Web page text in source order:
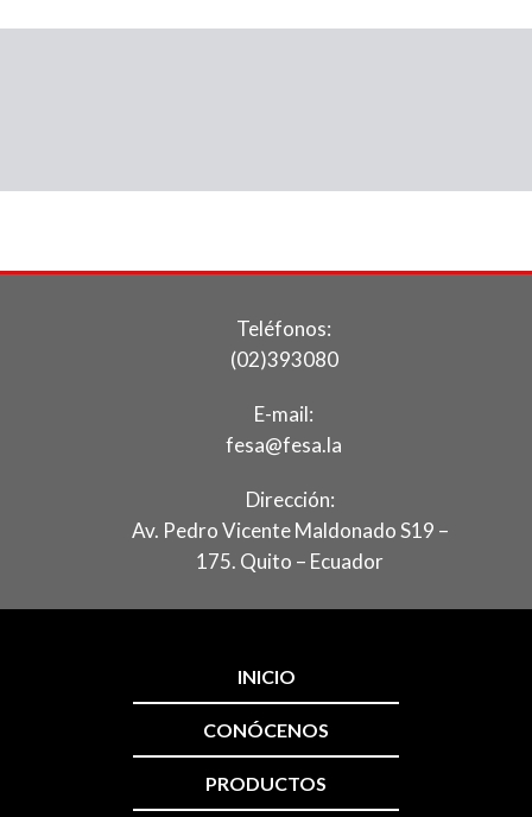
Teléfonos:
(02)393080
E-mail:
fesa@fesa.la
Dirección:
Av. Pedro Vicente Maldonado S19 –
175. Quito – Ecuador
INICIO
CONÓCENOS
PRODUCTOS